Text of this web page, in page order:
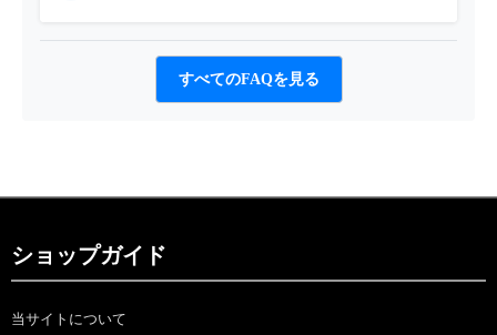
すべてのFAQを見る
ショップガイド
当サイトについて